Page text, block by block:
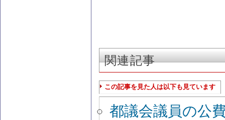
関連記事
この記事を見た人は以下も見ています
都議会議員の公